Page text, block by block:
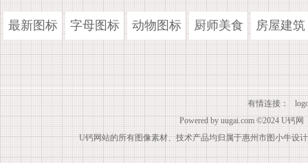
最新图标 字母图标 动物图标 厨师美食 房屋建筑
有情连接：
Powered by uugai.com ©2024 U钙网
U钙网站的所有图像素材、技术产品均归属于惠州市图小牛设